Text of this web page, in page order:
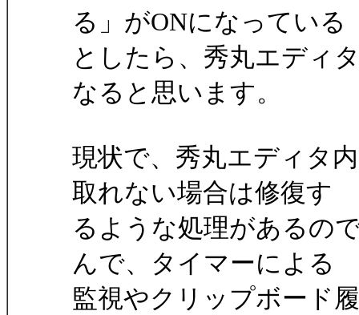
る」がONになっている
としたら、秀丸エディ
なると思います。
現状で、秀丸エディタ
取れない場合は修復す
るような処理があるの
んで、タイマーによる
監視やクリップボード